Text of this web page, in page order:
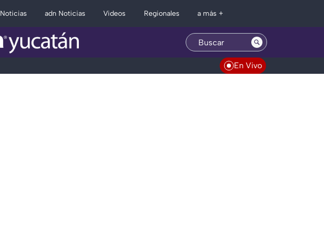
Noticias adn Noticias Videos Regionales a más +
En Vivo